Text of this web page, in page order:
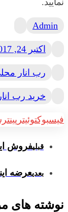
نمایید.
Admin
اکتبر 24, 2017
رب انار
خرید رب انار
فیسبوکتوئیتر
قبلیفروش
بعدیعرضه
نوشته های